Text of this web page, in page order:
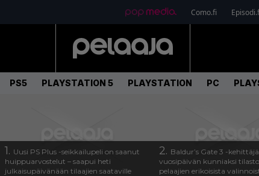
Como.fi
PS5 PLAYSTATION 5 PLAYSTATION PC
1. Uusi PS Plus -seikkailupeli on saanut
huippuarvostelut – saapui heti
julkaisupäivänään tilaajien saataville
2. Baldur’s Gate 3 -
vuosipäivän kunniaksi
pelaajien erikoisista